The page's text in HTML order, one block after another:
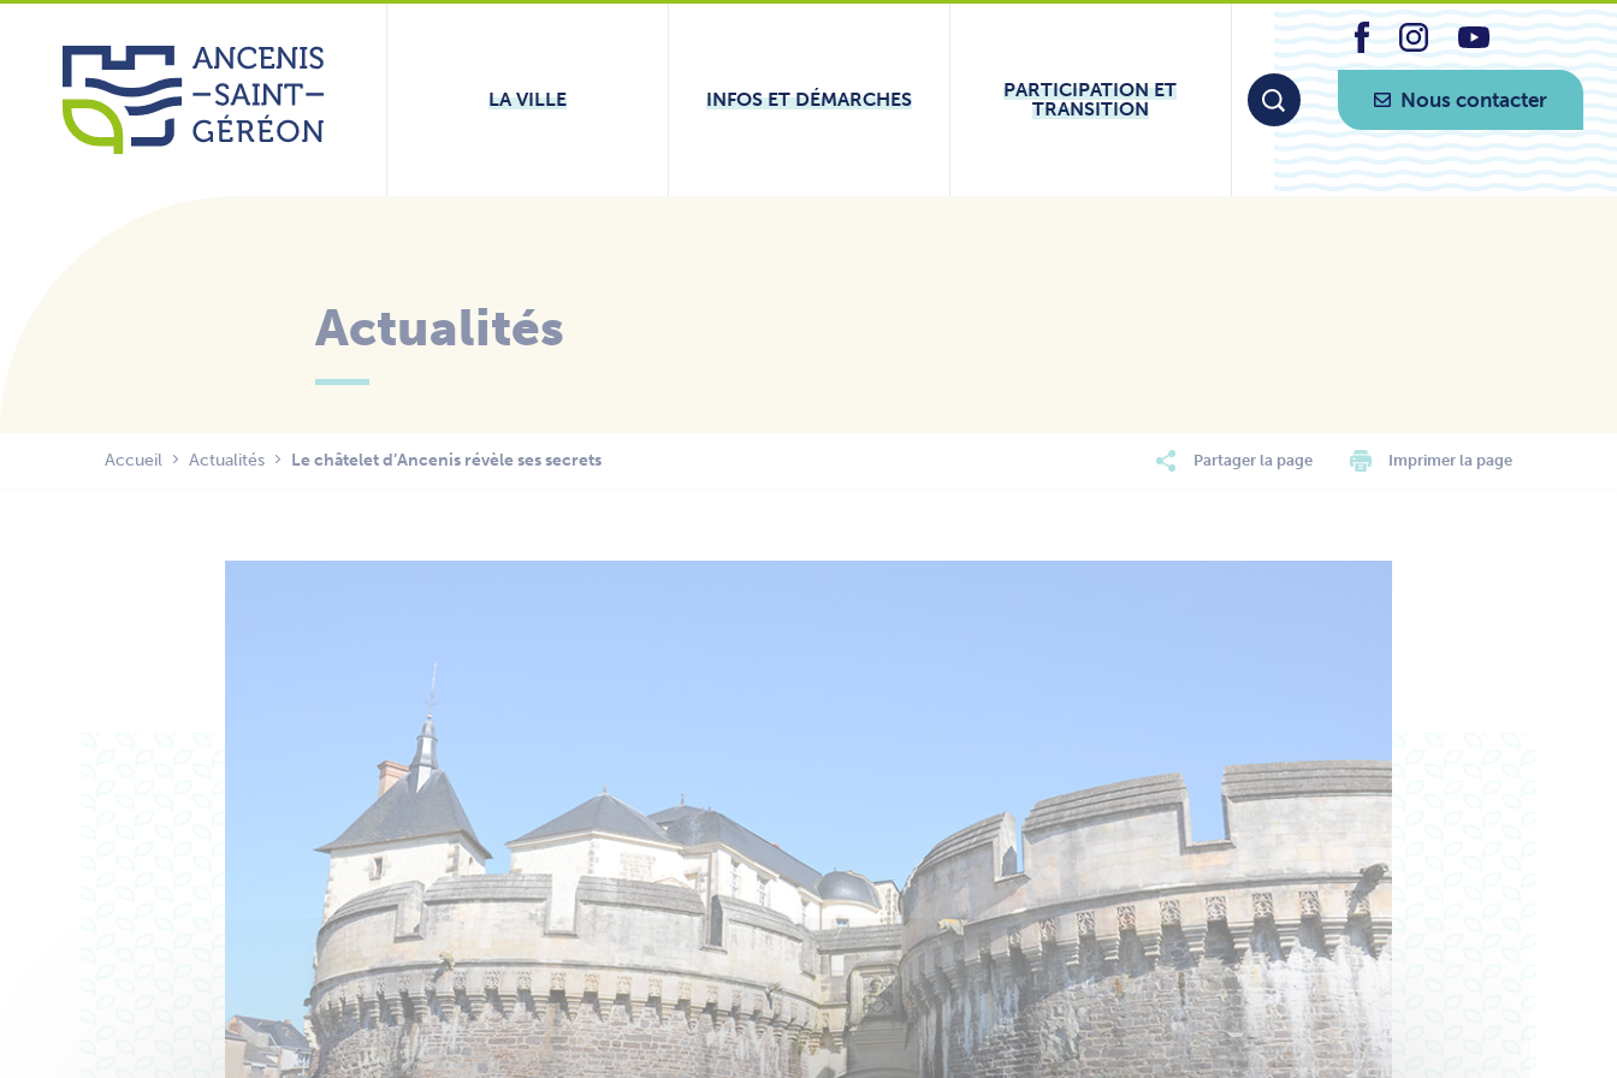
Aller
contenu
LA VILLE
INFOS ET DÉMARCHES
PARTICIPATION ET
TRANSITION
Nous contacter
Actualités
Accueil Actualités Le châtelet d’Ancenis révèle ses secrets Partager la page Imprimer la page
Panneau de gestion des cookies